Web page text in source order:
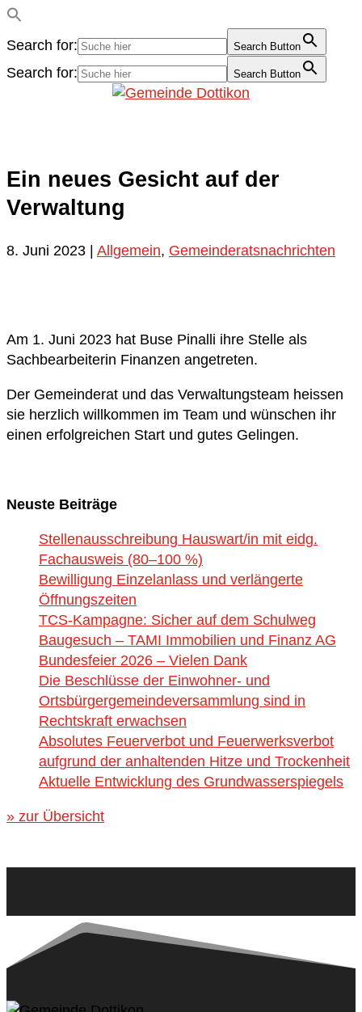
Search for: Search Button
Search for: Search Button
Ein neues Gesicht auf der
Verwaltung
8. Juni 2023 | Allgemein, Gemeinderatsnachrichten
Am 1. Juni 2023 hat Buse Pinalli ihre Stelle als
Sachbearbeiterin Finanzen angetreten.
Der Gemeinderat und das Verwaltungsteam heissen
sie herzlich willkommen im Team und wünschen ihr
einen erfolgreichen Start und gutes Gelingen.
Neuste Beiträge
Stellenausschreibung Hauswart/in mit eidg.
Fachausweis (80–100 %)
Bewilligung Einzelanlass und verlängerte
Öffnungszeiten
TCS-Kampagne: Sicher auf dem Schulweg
Baugesuch – TAMI Immobilien und Finanz AG
Bundesfeier 2026 – Vielen Dank
Die Beschlüsse der Einwohner- und
Ortsbürgergemeindeversammlung sind in
Rechtskraft erwachsen
Absolutes Feuerverbot und Feuerwerksverbot
aufgrund der anhaltenden Hitze und Trockenheit
Aktuelle Entwicklung des Grundwasserspiegels
» zur Übersicht